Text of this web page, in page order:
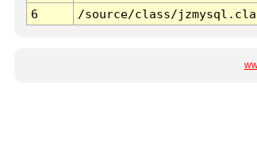
6
/source/class/